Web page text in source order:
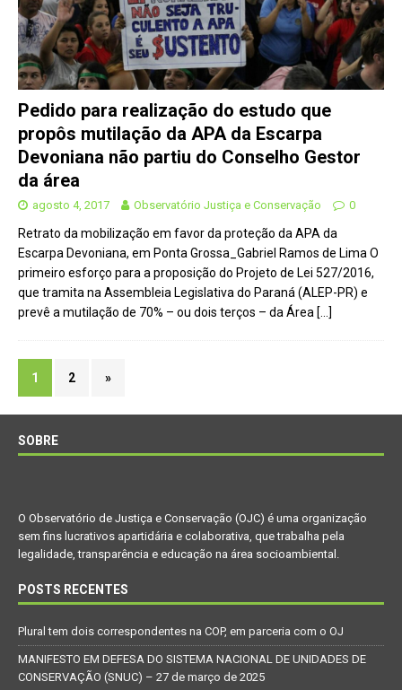
Pedido para realização do estudo que
propôs mutilação da APA da Escarpa
Devoniana não partiu do Conselho Gestor
da área
agosto 4, 2017 Observatório Justiça e Conservação 0
Retrato da mobilização em favor da proteção da APA da
Escarpa Devoniana, em Ponta Grossa_Gabriel Ramos de Lima O
primeiro esforço para a proposição do Projeto de Lei 527/2016,
que tramita na Assembleia Legislativa do Paraná (ALEP-PR) e
prevê a mutilação de 70% – ou dois terços – da Área […]
1 2 »
SOBRE
O Observatório de Justiça e Conservação (OJC) é uma organização
sem fins lucrativos apartidária e colaborativa, que trabalha pela
legalidade, transparência e educação na área socioambiental.
POSTS RECENTES
Plural tem dois correspondentes na COP, em parceria com o OJ
MANIFESTO EM DEFESA DO SISTEMA NACIONAL DE UNIDADES DE
CONSERVAÇÃO (SNUC) – 27 de março de 2025